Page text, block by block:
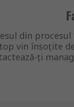
din
vin însoțite
ți